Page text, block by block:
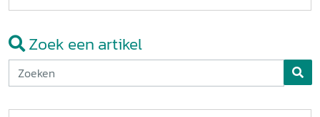
Zoek een artikel